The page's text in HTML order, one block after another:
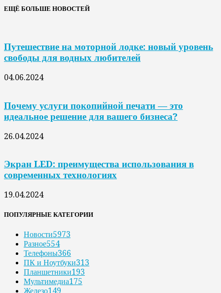
ЕЩЁ БОЛЬШЕ НОВОСТЕЙ
Путешествие на моторной лодке: новый уровень
свободы для водных любителей
04.06.2024
Почему услуги покопийной печати — это
идеальное решение для вашего бизнеса?
26.04.2024
Экран LED: преимущества использования в
современных технологиях
19.04.2024
ПОПУЛЯРНЫЕ КАТЕГОРИИ
Новости5973
Разное554
Телефоны366
ПК и Ноутбуки313
Планшетники193
Мультимедиа175
Железо149